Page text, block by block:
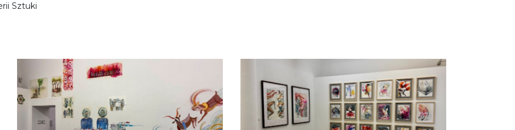
Sztuki